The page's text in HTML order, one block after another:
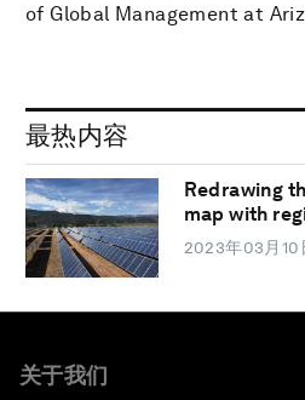
of Global Management at
最热内容
Redrawing
map with
2023年03月10
关于我们